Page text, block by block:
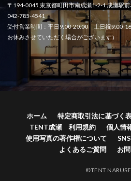
〒194-0045 東京都町田市南成瀬1-2-1 成瀬駅
042-785-4541
受付営業時間：平日9:00-20:00 土日祝9:00-
お休みさせていただく場合がございます）
ホーム 特定商取引法に基づく
TENT成瀬 利用規約
個人情
使用写真の著作権について
よくあるご質問
お
©TENT NARUSE